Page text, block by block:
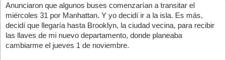
Anunciaron que algunos buses comenzarían a transitar el
miércoles 31 por Manhattan. Y yo decidí ir a la isla. Es más,
decidí que llegaría hasta Brooklyn, la ciudad vecina, para recibir
las llaves de mi nuevo departamento, donde planeaba
cambiarme el jueves 1 de noviembre.